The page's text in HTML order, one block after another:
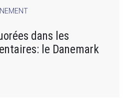
dans les
le Danemark